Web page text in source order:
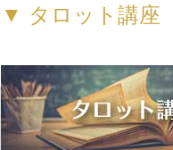
▼ タロット講座